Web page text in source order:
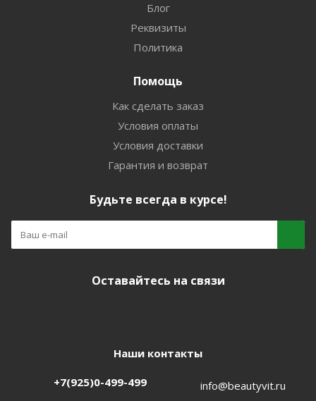
Блог
Реквизиты
Политика
Помощь
Как сделать заказ
Условия оплаты
Условия доставки
Гарантия и возврат
Будьте всегда в курсе!
Оставайтесь на связи
Наши контакты
+7(925)0-499-499 info@beautyvit.ru